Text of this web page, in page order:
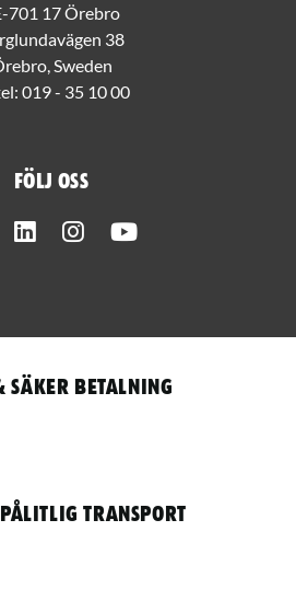
701 17 Örebro
38
Sweden
019 - 35 10 00
Följ oss
FacebookLinkedInInstagram
säker betalning
pålitlig transport